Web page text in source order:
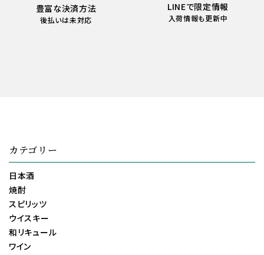
豊富な決済方法
後払いは未対応
LINEで限定情報
入荷情報も更新中
カテゴリー
日本酒
焼酎
スピリッツ
ウイスキー
和リキュール
ワイン